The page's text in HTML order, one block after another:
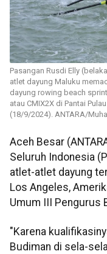
Pasangan Rusdi Elly
atlet dayung Maluku
dayung rowing beach
atau CMIX2X di Pantai
(18/9/2024). ANTARA/
Aceh Besar
Seluruh Indonesia
atlet-atlet dayung
Los Angeles,
Umum III Pengurus
"Karena
Budiman di sela-